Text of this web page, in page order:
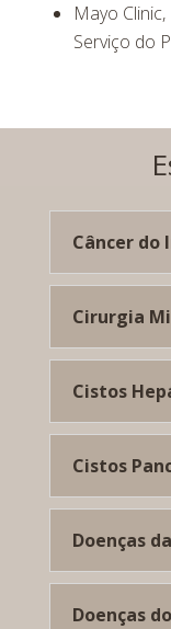
Mayo
Serviço do
Câncer do
Cirurgia
Cistos
Cistos
Doenças
Doenças